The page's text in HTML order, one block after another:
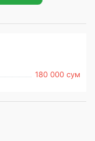
180 000 сум